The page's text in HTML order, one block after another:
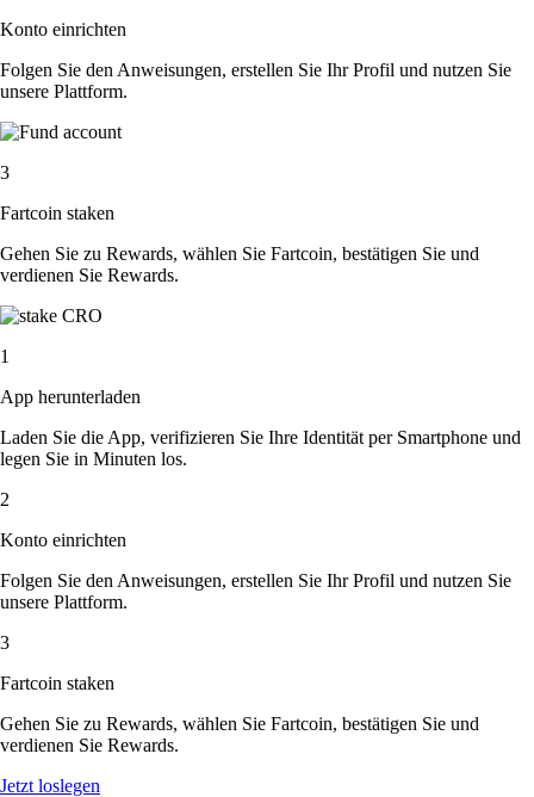
Konto einrichten
Folgen Sie den Anweisungen, erstellen Sie Ihr Profil und nutzen Sie
unsere Plattform.
3
Fartcoin staken
Gehen Sie zu Rewards, wählen Sie Fartcoin, bestätigen Sie und
verdienen Sie Rewards.
1
App herunterladen
Laden Sie die App, verifizieren Sie Ihre Identität per Smartphone und
legen Sie in Minuten los.
2
Konto einrichten
Folgen Sie den Anweisungen, erstellen Sie Ihr Profil und nutzen Sie
unsere Plattform.
3
Fartcoin staken
Gehen Sie zu Rewards, wählen Sie Fartcoin, bestätigen Sie und
verdienen Sie Rewards.
Jetzt loslegen